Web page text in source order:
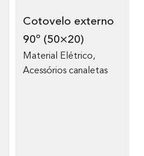
Cotovelo externo
90º (50×20)
Material Elétrico,
Acessórios canaletas